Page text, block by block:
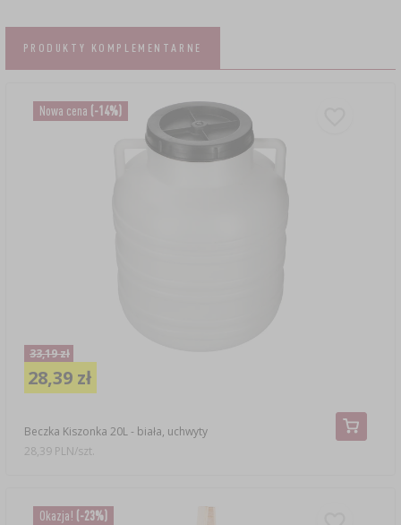
PRODUKTY KOMPLEMENTARNE
Nowa cena (-14%)
Beczka Kiszonka 20L - biała, uchwyty
33,19 zł
28,39 zł
28,39 PLN/szt.
Okazja! (-23%)